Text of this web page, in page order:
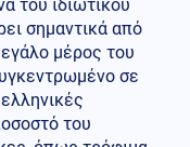
του ιδιωτικού
σημαντικά από
μέρος του
σε
του